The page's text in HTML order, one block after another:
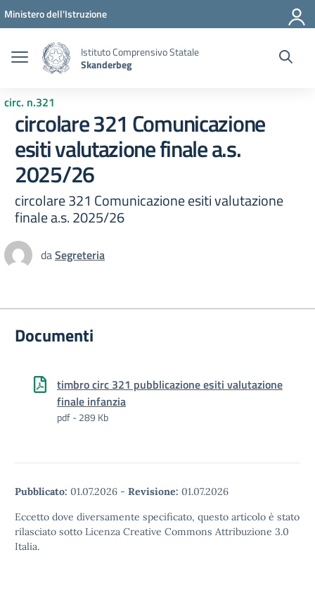
Vai ai contenuti
Vai al menu di navigazione
Vai al footer
Ministero dell'Istruzione
Istituto Comprensivo Statale
Skanderbeg
circ. n.321
circolare 321 Comunicazione
esiti valutazione finale a.s.
2025/26
circolare 321 Comunicazione esiti valutazione
finale a.s. 2025/26
daSegreteria
Documenti
timbro circ 321 pubblicazione esiti valutazione
finale infanzia
pdf - 289 Kb
Pubblicato: 01.07.2026 - Revisione: 01.07.2026
Eccetto dove diversamente specificato, questo articolo è stato
rilasciato sotto Licenza Creative Commons Attribuzione 3.0
Italia.